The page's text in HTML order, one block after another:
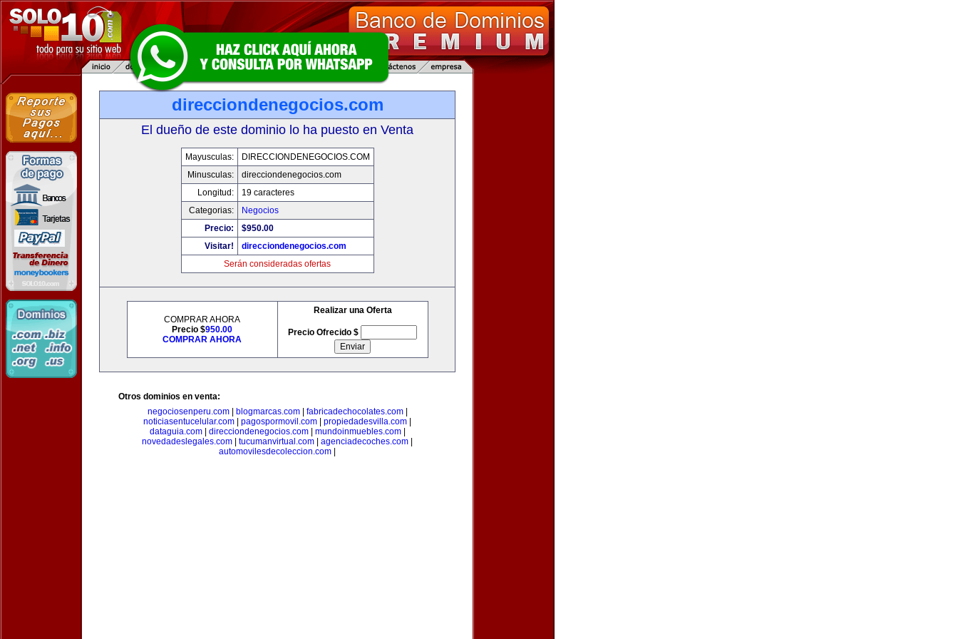
direcciondenegocios.com
El dueño de este dominio lo ha puesto en Venta
Mayusculas:
DIRECCIONDENEGOCIOS.COM
Minusculas:
direcciondenegocios.com
Longitud:
19 caracteres
Categorias:
Negocios
Precio:
$950.00
Visitar!
direcciondenegocios.com
Serán consideradas ofertas
COMPRAR AHORA
Precio $950.00
COMPRAR AHORA
Realizar una Oferta
Precio Ofrecido $
Otros dominios en venta:
negociosenperu.com| blogmarcas.com| fabricadechocolates.com|
noticiasentucelular.com
pagospormovil.com propiedadesvilla.com
dataguia.com| direcciondenegocios.com| mundoinmuebles.com|
novedadeslegales.com
tucumanvirtual.com agenciadecoches.com
automovilesdecoleccion.com